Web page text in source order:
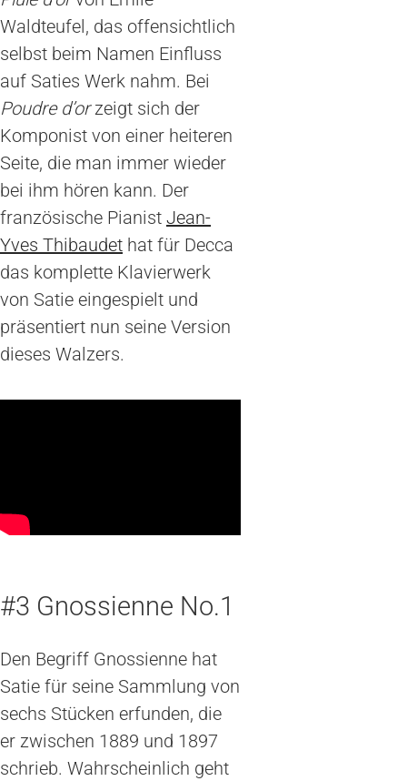
Waldteufel, das offensichtlich
selbst beim Namen Einfluss
auf Saties Werk nahm. Bei
Poudre d’orzeigt sich der
Komponist von einer heiteren
Seite, die man immer wieder
bei ihm hören kann. Der
französische Pianist Jean-
Yves Thibaudet hat für Decca
das komplette Klavierwerk
von Satie eingespielt und
präsentiert nun seine Version
dieses Walzers.
#3 Gnossienne No.1
Den Begriff Gnossienne hat
Satie für seine Sammlung von
sechs Stücken erfunden, die
er zwischen 1889 und 1897
schrieb. Wahrscheinlich geht